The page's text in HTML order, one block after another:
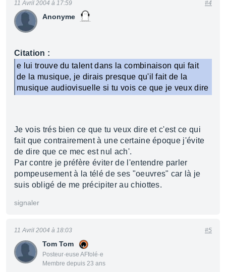
Anonyme
11 Avril 2004 à 17:59 #4
Citation :
e lui trouve du talent dans la combinaison qui fait
de la musique, je dirais presque qu'il fait de la
musique audiovisuelle si tu vois ce que je veux dire
Je vois trés bien ce que tu veux dire et c'est ce qui
fait que contrairement à une certaine époque j'évite
de dire que ce mec est nul ach'.
Par contre je préfère éviter de l'entendre parler
pompeusement à la télé de ses "oeuvres" car là je
suis obligé de me précipiter au chiottes.
signaler
Tom Tom
Posteur·euse AFfolé·e
Membre depuis 23 ans
11 Avril 2004 à 18:03 #5